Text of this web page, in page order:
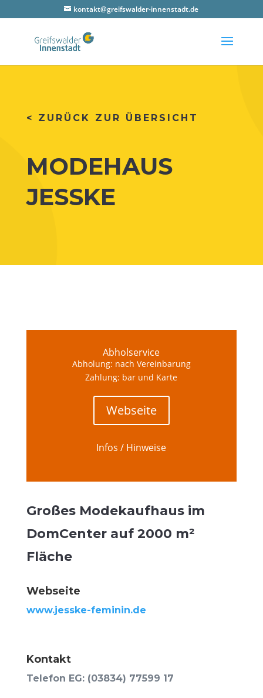
kontakt@greifswalder-innenstadt.de
< ZURÜCK ZUR ÜBERSICHT
MODEHAUS
JESSKE
Abhol­ser­vice
Abho­lung: nach Ver­ein­ba­rung
Zah­lung: bar und Karte
Web­sei­te
Infos / Hinweise
Gro­ßes Mode­kauf­haus im
Dom­Cen­ter auf 2000 m²
Fläche
Web­sei­te
www.jesske-feminin.de
Kon­takt
Tele­fon EG: (03834) 77599 17